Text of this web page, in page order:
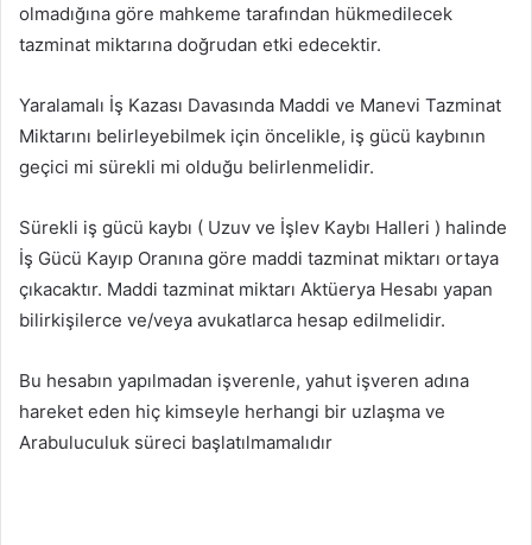
olmadığına göre mahkeme tarafından hükmedilecek
tazminat miktarına doğrudan etki edecektir.
Yaralamalı İş Kazası Davasında Maddi ve Manevi Tazminat
Miktarını belirleyebilmek için öncelikle, iş gücü kaybının
geçici mi sürekli mi olduğu belirlenmelidir.
Sürekli iş gücü kaybı ( Uzuv ve İşlev Kaybı Halleri ) halinde
İş Gücü Kayıp Oranına göre maddi tazminat miktarı ortaya
çıkacaktır. Maddi tazminat miktarı Aktüerya Hesabı yapan
bilirkişilerce ve/veya avukatlarca hesap edilmelidir.
Bu hesabın yapılmadan işverenle, yahut işveren adına
hareket eden hiç kimseyle herhangi bir uzlaşma ve
Arabuluculuk süreci başlatılmamalıdır